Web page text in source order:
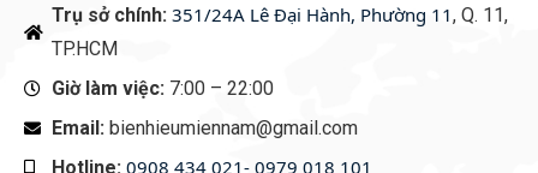
Trụ sở chính: 351/24A Lê Đại Hành, Phường 11, Q. 11,
TP.HCM
Giờ làm việc: 7:00 – 22:00
Email: bienhieumiennam@gmail.com
Hotline: 0908 434 021- 0979 018 101